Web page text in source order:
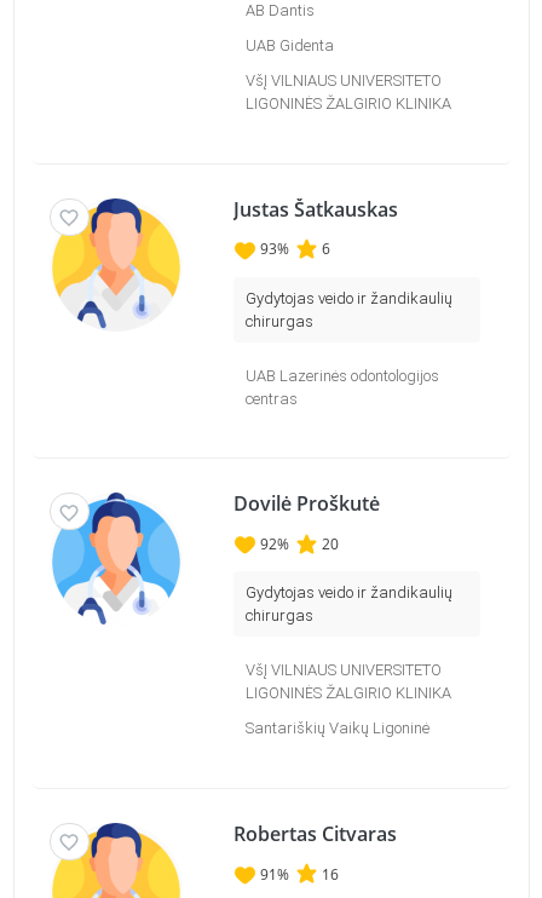
AB Dantis
UAB Gidenta
VšĮ VILNIAUS UNIVERSITETO
LIGONINĖS ŽALGIRIO KLINIKA
Justas Šatkauskas
93% 6
Gydytojas veido ir žandikaulių
chirurgas
UAB Lazerinės odontologijos
centras
Dovilė Proškutė
92% 20
Gydytojas veido ir žandikaulių
chirurgas
VšĮ VILNIAUS UNIVERSITETO
LIGONINĖS ŽALGIRIO KLINIKA
Santariškių Vaikų Ligoninė
Robertas Citvaras
91% 16